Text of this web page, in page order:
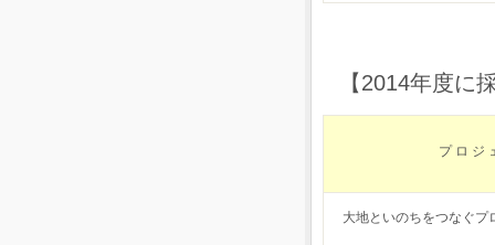
【2014年度に
プ ロ ジ
大地といのちをつなぐプ